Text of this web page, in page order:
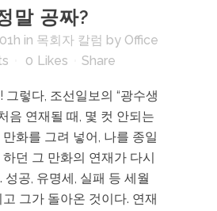
말 공짜?
in 목회자 칼럼 by Office
0 Likes Share
그렇다, 조선일보의 “광수생
음 연재될 때, 몇 컷 안되는
화를 그려 넣어, 나를 종일
던 그 만화의 연재가 다시
성공, 유명세, 실패 등 세월
그가 돌아온 것이다. 연재